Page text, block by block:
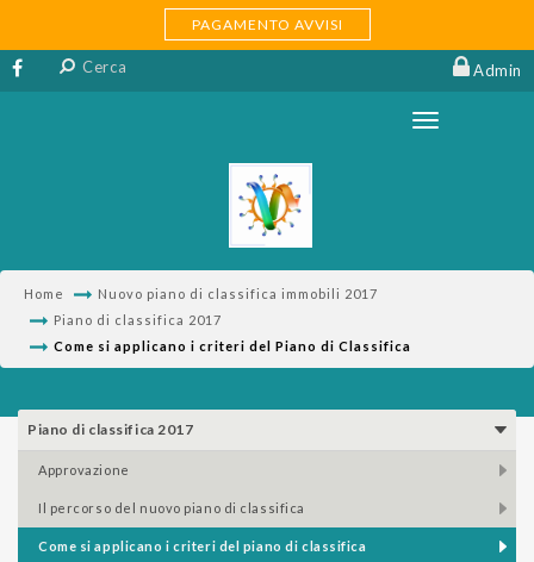
PAGAMENTO AVVISI
Admin
Home
Nuovo piano di classifica immobili 2017
Piano di classifica 2017
Come si applicano i criteri del Piano di Classifica
Piano di classifica 2017
approvazione
il percorso del nuovo piano di classifica
come si applicano i criteri del piano di classifica